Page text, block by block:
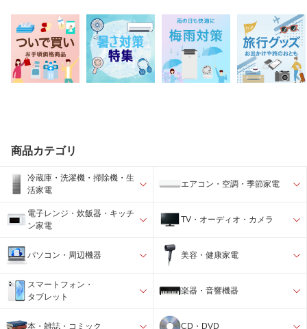
商品カテゴリ
冷蔵庫・洗濯機・掃除機・生
活家電
エアコン・空調・季節家電
電子レンジ・炊飯器・キッチ
ン家電
TV・オーディオ・カメラ
パソコン・周辺機器 美容・健康家電
スマートフォン・
タブレット
楽器・音響機器
本・雑誌・コミック CD・DVD